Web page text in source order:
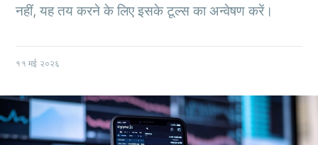
नहीं, यह तय करने के लिए इसके टूल्स का अन्वेषण करें।
११ मई २०२६